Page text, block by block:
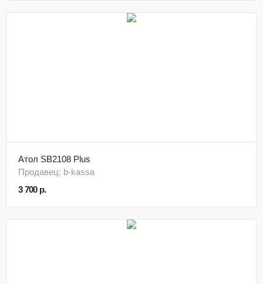
Атол SB2108 Plus
Продавец: b-kassa
3 700 р.